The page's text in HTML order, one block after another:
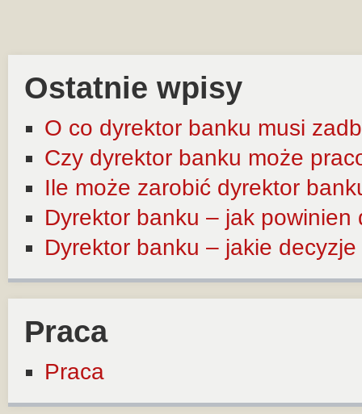
Ostatnie wpisy
O co dyrektor banku musi
Czy dyrektor banku może
Ile może zarobić dyrektor
Dyrektor banku – jak
Dyrektor banku – jakie
Praca
Praca